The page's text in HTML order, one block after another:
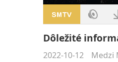
čas
Dôležité
2022-10-12 Medzi